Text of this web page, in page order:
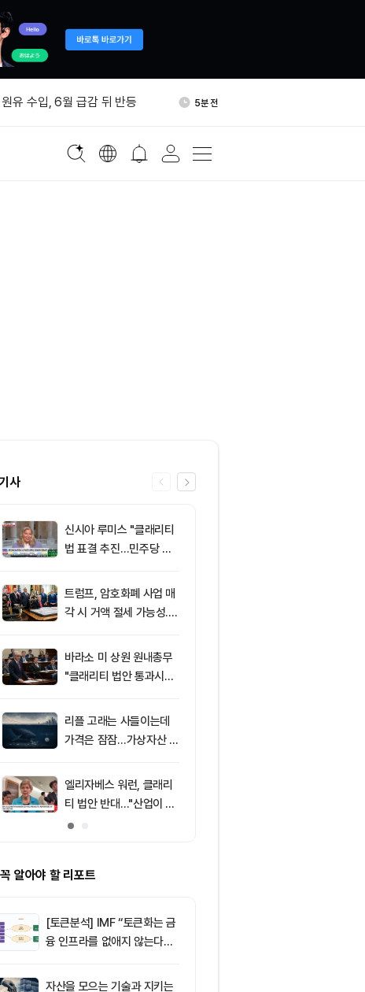
AI 음성 플랫폼 '코지보이스 스
유 수입, 6월 급감 뒤 반등 5분 전
사
신시아 루미스 "클래리티
법 표결 추진…민주당 입
트럼프, 암호화폐 사업 매
각 시 거액 절세 가능성...
주목
바라소 미 상원 원내총무
"클래리티 법안 통과시킬
리플 고래는 사들이는데
가격은 잠잠…가상자산 바
엘리자베스 워런, 클래리
티 법안 반대…"산업이 쓴
암호화폐 법안 안 돼"
알아야 할 리포트
[토큰분석] IMF “토큰화는 금
융 인프라를 없애지 않는다…
뿐”
자산을 모으는 기술과 지키는